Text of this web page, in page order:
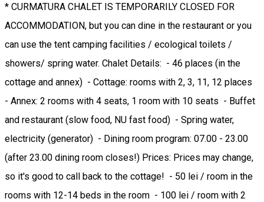
* CURMATURA CHALET IS TEMPORARILY CLOSED FOR
ACCOMMODATION, but you can dine in the restaurant or you
can use the tent camping facilities / ecological toilets /
showers/ spring water. Chalet Details: - 46 places (in the
cottage and annex) - Cottage: rooms with 2, 3, 11, 12 places
- Annex: 2 rooms with 4 seats, 1 room with 10 seats - Buffet
and restaurant (slow food, NU fast food) - Spring water,
electricity (generator) - Dining room program: 07.00 - 23.00
(after 23.00 dining room closes!) Prices: Prices may change,
so it's good to call back to the cottage! - 50 lei / room in the
rooms with 12-14 beds in the room - 100 lei / room with 2